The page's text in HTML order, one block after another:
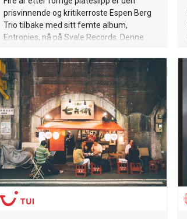
prisvinnende og kritikerroste Espen Berg
Trio tilbake med sitt femte album,
Entropies, nå på Svale Records. Denne
nærmere tre år, men fremstår som deres
mest konsise og helstøpte innspilling til
nå, som viderefører trioens kvaliteter på
aller beste vis.